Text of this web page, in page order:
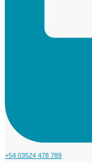
+54 03524 478 789​